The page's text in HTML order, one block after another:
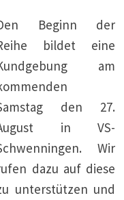
Beginn der
bildet eine
am
den 27.
in VS-
Wir
dazu auf diese
unterstützen und